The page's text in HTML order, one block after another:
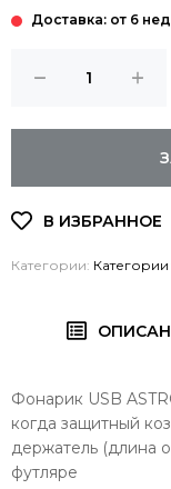
Доставка: от 6
Категории:
Фонарик USB
когда защитный
держатель (длина
футляре